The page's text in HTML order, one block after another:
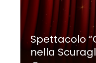
Spettacolo
nella